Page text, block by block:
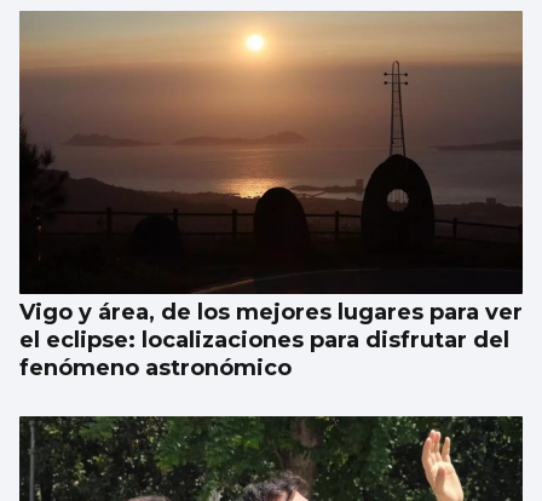
Vigo y área, de los mejores lugares para ver
el eclipse: localizaciones para disfrutar del
fenómeno astronómico